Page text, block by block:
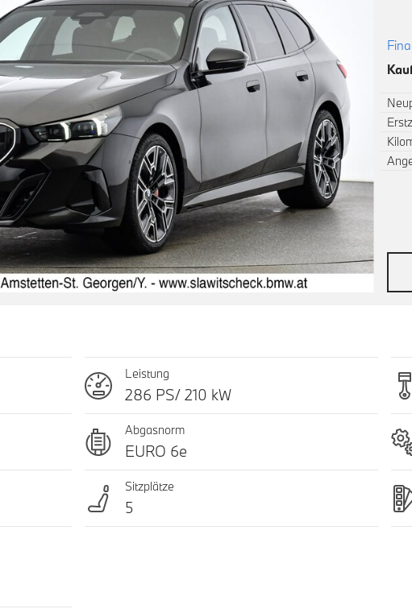
Leistung
286 PS/ 210 kW
Abgasnorm
EURO 6e
Sitzplätze
5